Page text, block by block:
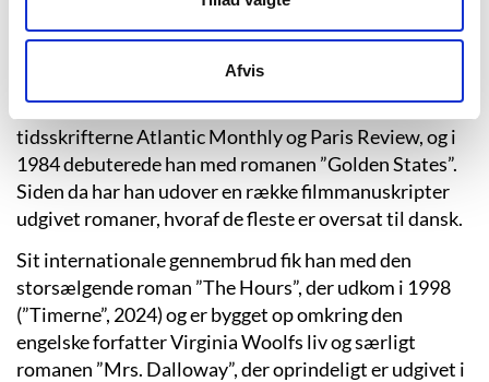
Afvis
Stanford University tog Michael Cunningham en
Writers’ Workshop. Mens han stadig læste ved Iowa
Writers’ Workshop, fik han udgivet noveller i
tidsskrifterne Atlantic Monthly og Paris Review, og i
1984 debuterede han med romanen ”Golden States”.
Siden da har han udover en række filmmanuskripter
udgivet romaner, hvoraf de fleste er oversat til dansk.
Sit internationale gennembrud fik han med den
storsælgende roman ”The Hours”, der udkom i 1998
(”Timerne”, 2024) og er bygget op omkring den
engelske forfatter Virginia Woolfs liv og særligt
romanen ”Mrs. Dalloway”, der oprindeligt er udgivet i